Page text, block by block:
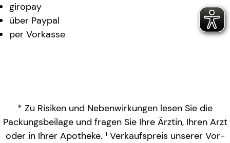
giropay
über Paypal
per Vorkasse
* Zu Risiken und Nebenwirkungen lesen Sie die
Packungsbeilage und fragen Sie Ihre Ärztin, Ihren Arzt
oder in Ihrer Apotheke. ¹ Verkaufspreis unserer Vor-